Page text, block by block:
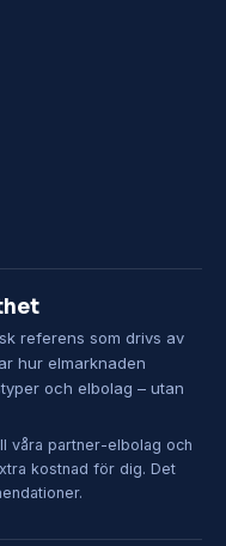
referens som drivs av
hur elmarknaden
och elbolag – utan
våra partner-elbolag och
kostnad för dig. Det